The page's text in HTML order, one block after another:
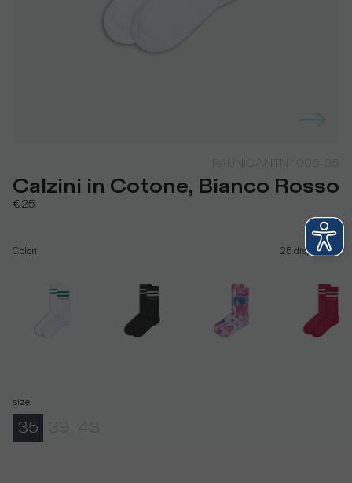
Calzini in Cotone, Bianco Rosso
€25
Colori 25 disponibile
size:
35